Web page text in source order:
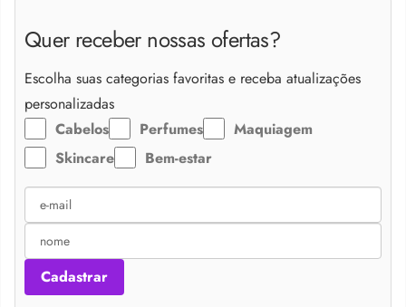
Quer receber nossas ofertas?
Escolha suas categorias favoritas e receba atualizações
personalizadas
Cabelos
Perfumes
Maquiagem
Skincare
Bem-estar
Cadastrar